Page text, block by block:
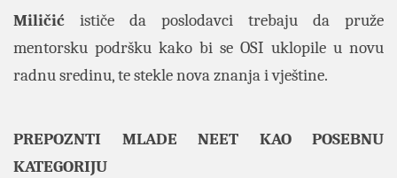
Miličić ističe da poslodavci trebaju da pruže
mentorsku podršku kako bi se OSI uklopile u novu
radnu sredinu, te stekle nova znanja i vještine.
PREPOZNTI MLADE NEET KAO POSEBNU
KATEGORIJU